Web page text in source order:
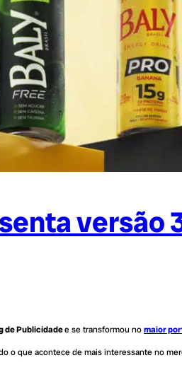
versão
de Publicidadee se transformou nomaior
o que acontece de mais interessante no